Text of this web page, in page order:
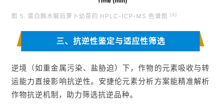
图 5. 蛋白酶水解后萝卜幼苗的 HPLC-ICP-MS 色谱图 [3]
三、抗逆性鉴定与适应性筛选
逆境（如重金属污染、盐胁迫）下，作物的元素吸收与转
运能力直接影响抗逆性。安捷伦元素分析方案能精准解析
作物抗逆机制，助力筛选抗逆品种。